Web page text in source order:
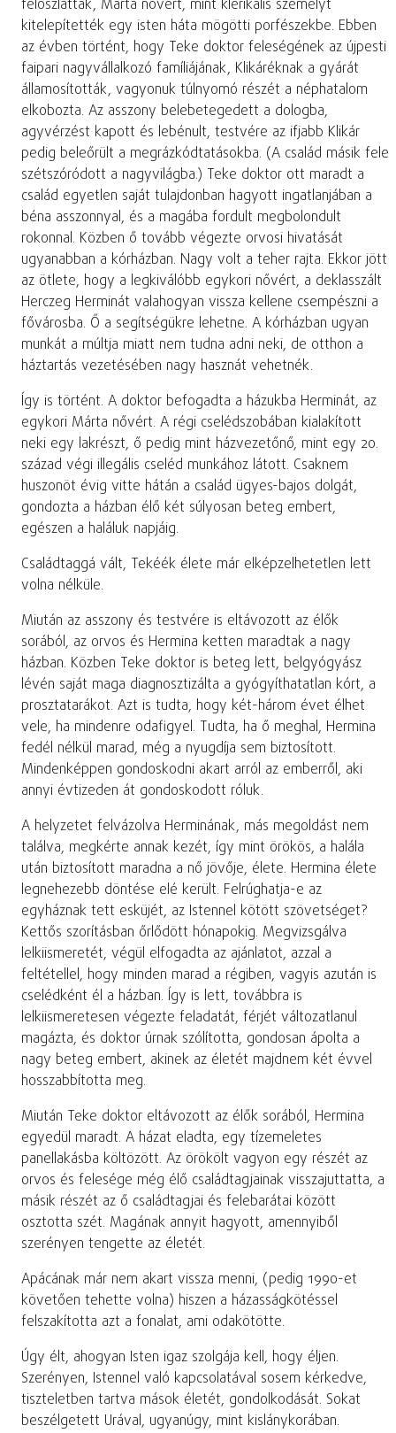
feloszlatták, Márta nővért, mint klerikális személyt
kitelepítették egy isten háta mögötti porfészekbe. Ebben
az évben történt, hogy Teke doktor feleségének az újpesti
faipari nagyvállalkozó famíliájának, Klikáréknak a gyárát
államosították, vagyonuk túlnyomó részét a néphatalom
elkobozta. Az asszony belebetegedett a dologba,
agyvérzést kapott és lebénult, testvére az ifjabb Klikár
pedig beleőrült a megrázkódtatásokba. (A család másik fele
szétszóródott a nagyvilágba.) Teke doktor ott maradt a
család egyetlen saját tulajdonban hagyott ingatlanjában a
béna asszonnyal, és a magába fordult megbolondult
rokonnal. Közben ő tovább végezte orvosi hivatását
ugyanabban a kórházban. Nagy volt a teher rajta. Ekkor jött
az ötlete, hogy a legkiválóbb egykori nővért, a deklasszált
Herczeg Herminát valahogyan vissza kellene csempészni a
fővárosba. Ő a segítségükre lehetne. A kórházban ugyan
munkát a múltja miatt nem tudna adni neki, de otthon a
háztartás vezetésében nagy hasznát vehetnék.
Így is történt. A doktor befogadta a házukba Herminát, az
egykori Márta nővért. A régi cselédszobában kialakított
neki egy lakrészt, ő pedig mint házvezetőnő, mint egy 20.
század végi illegális cseléd munkához látott. Csaknem
huszonöt évig vitte hátán a család ügyes-bajos dolgát,
gondozta a házban élő két súlyosan beteg embert,
egészen a haláluk napjáig.
Családtaggá vált, Tekéék élete már elképzelhetetlen lett
volna nélküle.
Miután az asszony és testvére is eltávozott az élők
sorából, az orvos és Hermina ketten maradtak a nagy
házban. Közben Teke doktor is beteg lett, belgyógyász
lévén saját maga diagnosztizálta a gyógyíthatatlan kórt, a
prosztatarákot. Azt is tudta, hogy két-három évet élhet
vele, ha mindenre odafigyel. Tudta, ha ő meghal, Hermina
fedél nélkül marad, még a nyugdíja sem biztosított.
Mindenképpen gondoskodni akart arról az emberről, aki
annyi évtizeden át gondoskodott róluk.
A helyzetet felvázolva Herminának, más megoldást nem
találva, megkérte annak kezét, így mint örökös, a halála
után biztosított maradna a nő jövője, élete. Hermina élete
legnehezebb döntése elé került. Felrúghatja-e az
egyháznak tett esküjét, az Istennel kötött szövetséget?
Kettős szorításban őrlődött hónapokig. Megvizsgálva
lelkiismeretét, végül elfogadta az ajánlatot, azzal a
feltétellel, hogy minden marad a régiben, vagyis azután is
cselédként él a házban. Így is lett, továbbra is
lelkiismeretesen végezte feladatát, férjét változatlanul
magázta, és doktor úrnak szólította, gondosan ápolta a
nagy beteg embert, akinek az életét majdnem két évvel
hosszabbította meg.
Miután Teke doktor eltávozott az élők sorából, Hermina
egyedül maradt. A házat eladta, egy tízemeletes
panellakásba költözött. Az örökölt vagyon egy részét az
orvos és felesége még élő családtagjainak visszajuttatta, a
másik részét az ő családtagjai és felebarátai között
osztotta szét. Magának annyit hagyott, amennyiből
szerényen tengette az életét.
Apácának már nem akart vissza menni, (pedig 1990-et
követően tehette volna) hiszen a házasságkötéssel
felszakította azt a fonalat, ami odakötötte.
Úgy élt, ahogyan Isten igaz szolgája kell, hogy éljen.
Szerényen, Istennel való kapcsolatával sosem kérkedve,
tiszteletben tartva mások életét, gondolkodását. Sokat
beszélgetett Urával, ugyanúgy, mint kislánykorában.